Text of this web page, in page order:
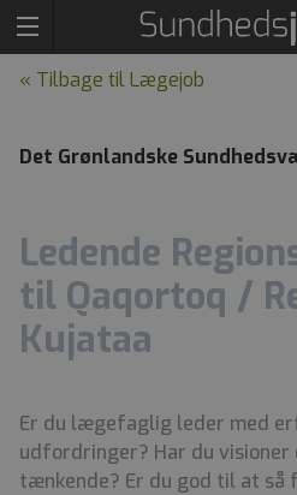
« Tilbage til Lægejob
Det Grønlandske
Ledende
til Qaqortoq /
Kujataa
Er du lægefaglig leder med
udfordringer? Har du
tænkende? Er du god til at så